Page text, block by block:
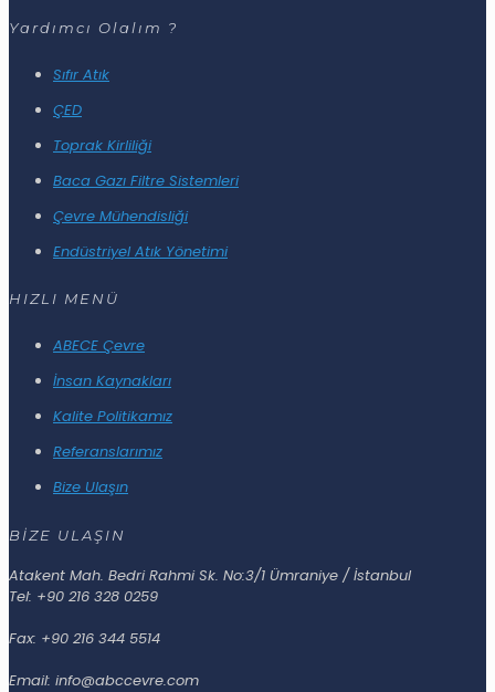
Yardımcı Olalım ?
Sıfır Atık
ÇED
Toprak Kirliliği
Baca Gazı Filtre Sistemleri
Çevre Mühendisliği
Endüstriyel Atık Yönetimi
HIZLI MENÜ
ABECE Çevre
İnsan Kaynakları
Kalite Politikamız
Referanslarımız
Bize Ulaşın
BİZE ULAŞIN
Atakent Mah. Bedri Rahmi Sk. No:3/1 Ümraniye / İstanbul
Tel: +90 216 328 0259
Fax: +90 216 344 5514
Email: info@abccevre.com